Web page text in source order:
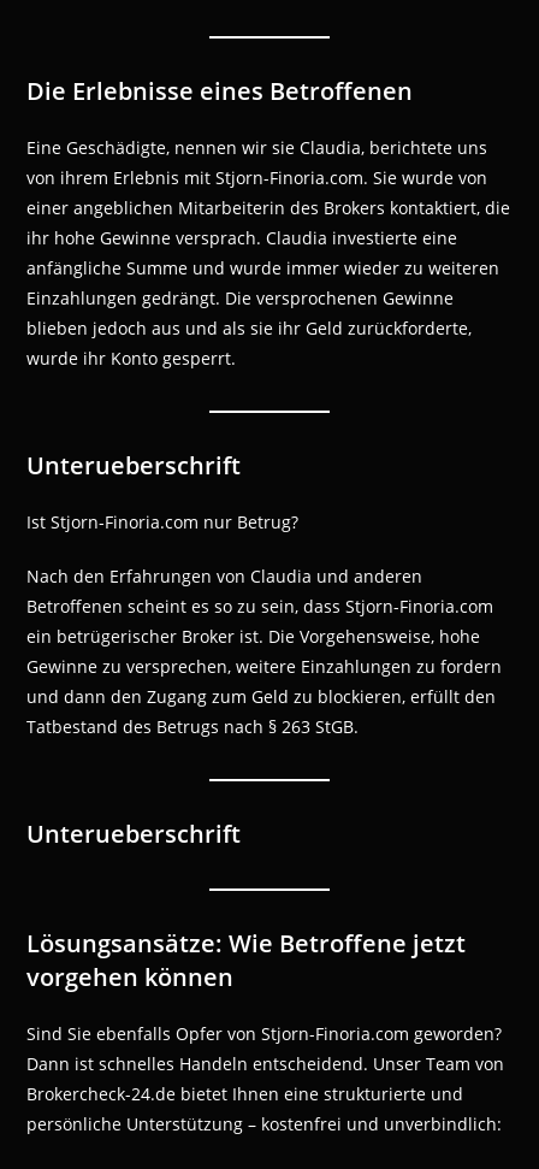
Die Erlebnisse eines Betroffenen
Eine Geschädigte, nennen wir sie Claudia, berichtete uns
von ihrem Erlebnis mit Stjorn-Finoria.com. Sie wurde von
einer angeblichen Mitarbeiterin des Brokers kontaktiert, die
ihr hohe Gewinne versprach. Claudia investierte eine
anfängliche Summe und wurde immer wieder zu weiteren
Einzahlungen gedrängt. Die versprochenen Gewinne
blieben jedoch aus und als sie ihr Geld zurückforderte,
wurde ihr Konto gesperrt.
Unterueberschrift
Ist Stjorn-Finoria.com nur Betrug?
Nach den Erfahrungen von Claudia und anderen
Betroffenen scheint es so zu sein, dass Stjorn-Finoria.com
ein betrügerischer Broker ist. Die Vorgehensweise, hohe
Gewinne zu versprechen, weitere Einzahlungen zu fordern
und dann den Zugang zum Geld zu blockieren, erfüllt den
Tatbestand des Betrugs nach § 263 StGB.
Unterueberschrift
Lösungsansätze: Wie Betroffene jetzt
vorgehen können
Sind Sie ebenfalls Opfer von Stjorn-Finoria.com geworden?
Dann ist schnelles Handeln entscheidend. Unser Team von
Brokercheck-24.de bietet Ihnen eine strukturierte und
persönliche Unterstützung – kostenfrei und unverbindlich: